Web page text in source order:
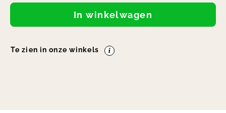
In winkelwagen
Te zien in onze winkels